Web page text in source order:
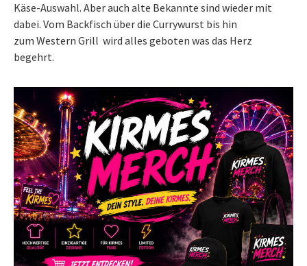
Käse-Auswahl. Aber auch alte Bekannte sind wieder mit
dabei. Vom Backfisch über die Currywurst bis hin
zum Western Grill wird alles geboten was das Herz
begehrt.